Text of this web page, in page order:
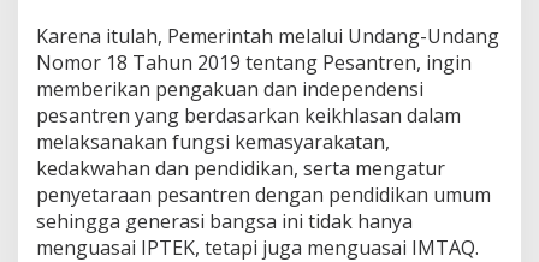
Karena itulah, Pemerintah melalui Undang-Undang
Nomor 18 Tahun 2019 tentang Pesantren, ingin
memberikan pengakuan dan independensi
pesantren yang berdasarkan keikhlasan dalam
melaksanakan fungsi kemasyarakatan,
kedakwahan dan pendidikan, serta mengatur
penyetaraan pesantren dengan pendidikan umum
sehingga generasi bangsa ini tidak hanya
menguasai IPTEK, tetapi juga menguasai IMTAQ.